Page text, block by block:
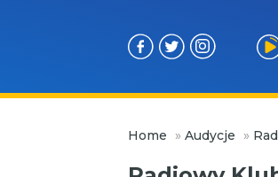
Home » Audycje »